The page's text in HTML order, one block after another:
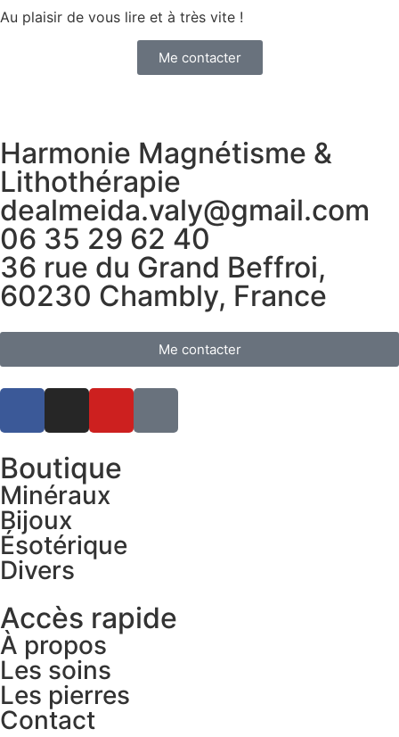
Au plaisir de vous lire et à très vite !
Me contacter
Harmonie Magnétisme &
Lithothérapie
dealmeida.valy@gmail.com
06 35 29 62 40
36 rue du Grand Beffroi,
60230 Chambly, France
Me contacter
Boutique
Minéraux
Bijoux
Ésotérique
Divers
Accès rapide
À propos
Les soins
Les pierres
Contact